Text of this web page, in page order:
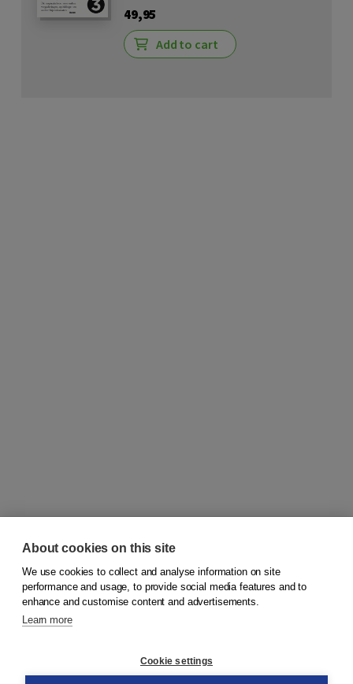
49,95
Add to cart
© 2026Koninklijke Boom uitgevers
Order
About cookies on this site
We use cookies to collect and analyse information on site
performance and usage, to provide social media features and to
enhance and customise content and advertisements.
Learn more
Cookie settings